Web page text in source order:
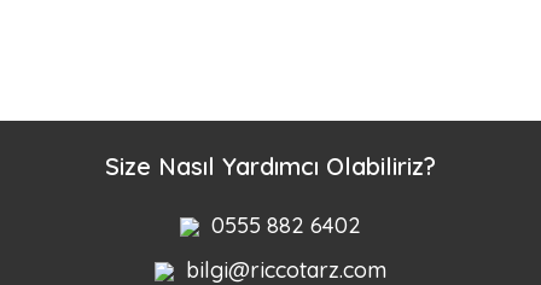
Size Nasıl Yardımcı Olabiliriz?
0555 882 6402
bilgi@riccotarz.com